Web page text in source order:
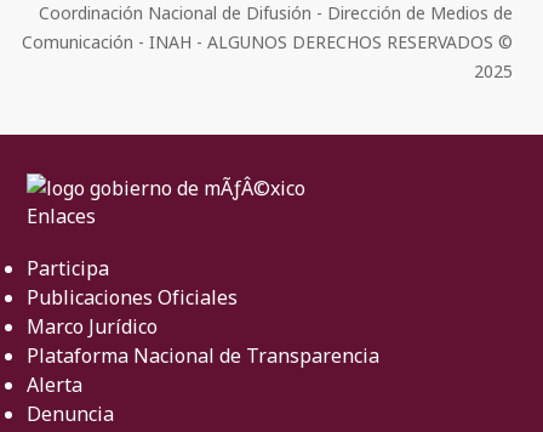
Coordinación Nacional de Difusión - Dirección de Medios de
Comunicación - INAH - ALGUNOS DERECHOS RESERVADOS ©
2025
Enlaces
Participa
Publicaciones Oficiales
Marco Jurídico
Plataforma Nacional de Transparencia
Alerta
Denuncia